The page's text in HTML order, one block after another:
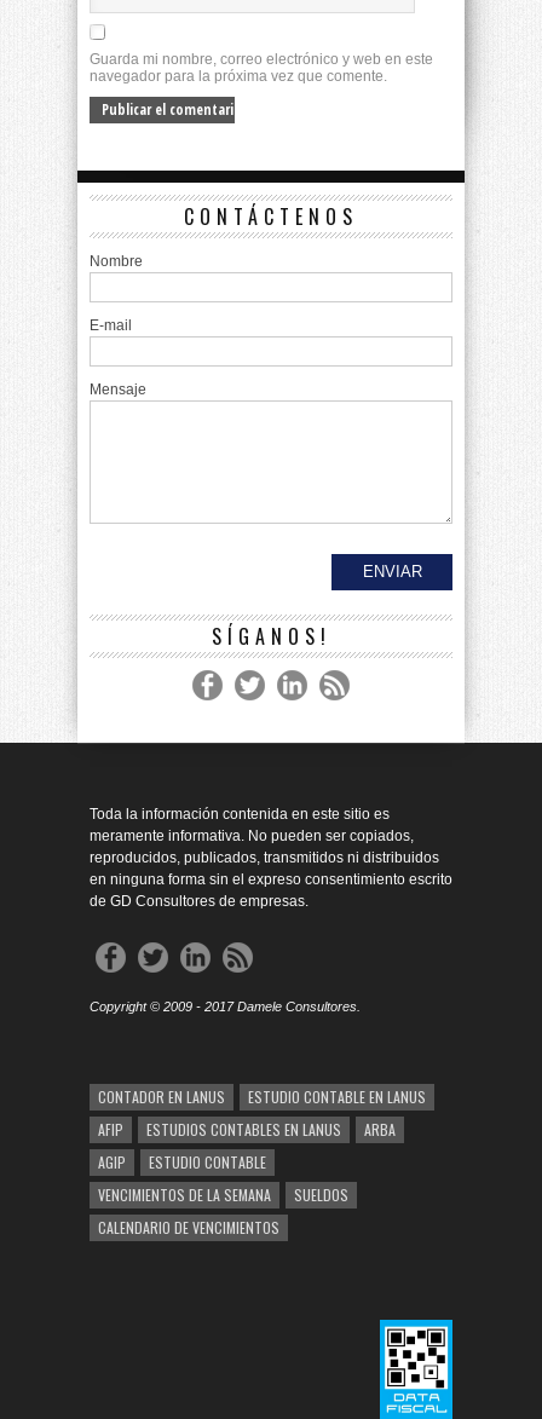
Guarda mi nombre, correo electrónico y web en este
navegador para la próxima vez que comente.
CONTÁCTENOS
Nombre
E-mail
Mensaje
SÍGANOS!
Toda la información contenida en este sitio es
meramente informativa. No pueden ser copiados,
reproducidos, publicados, transmitidos ni distribuidos
en ninguna forma sin el expreso consentimiento escrito
de GD Consultores de empresas.
Copyright © 2009 - 2017 Damele Consultores.
CONTADOR EN LANUS
ESTUDIO CONTABLE EN LANUS
AFIP
ESTUDIOS CONTABLES EN LANUS
ARBA
AGIP
ESTUDIO CONTABLE
VENCIMIENTOS DE LA SEMANA
SUELDOS
CALENDARIO DE VENCIMIENTOS